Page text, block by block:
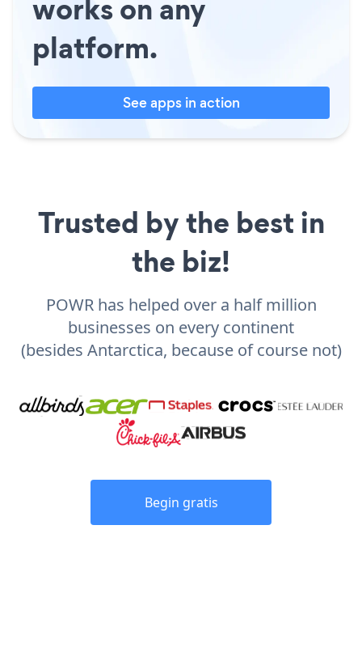
works on any
platform.
See apps in action
Trusted by the best in
the biz!
POWR has helped over a half million
businesses on every continent
(besides Antarctica, because of course not)
Begin gratis